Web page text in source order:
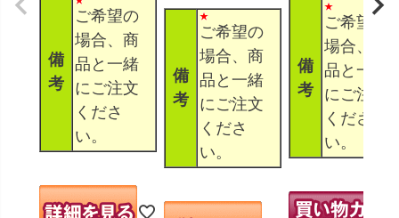
備
考
ご希望の
場合、商
品と一緒
にご注文
くださ
い。
備
考
ご希望の
場合、商
品と一緒
にご注文
くださ
い。
備
考
ご希望の
場合、商
品と一緒
にご注文
くださ
い。